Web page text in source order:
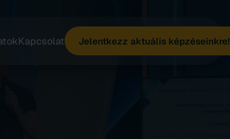
Kapcsolat Jelentkezz aktuális képzéseinkre!